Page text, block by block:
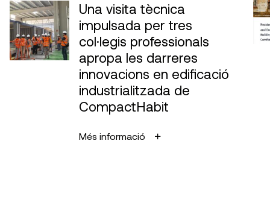
Una visita tècnica
impulsada per tres
col·legis professionals
apropa les darreres
innovacions en edificació
industrialitzada de
CompactHabit
Més informació